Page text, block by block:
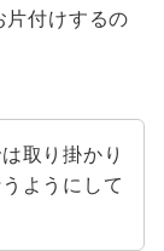
片付けするの
取り掛かり
ようにして